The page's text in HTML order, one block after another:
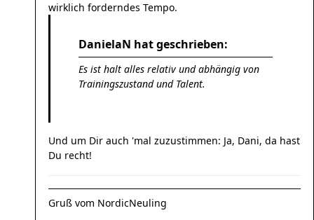
wirklich forderndes Tempo.
DanielaN hat geschrieben:
Es ist halt alles relativ und abhängig von
Trainingszustand und Talent.
Und um Dir auch 'mal zuzustimmen: Ja, Dani, da hast
Du recht!
Gruß vom NordicNeuling